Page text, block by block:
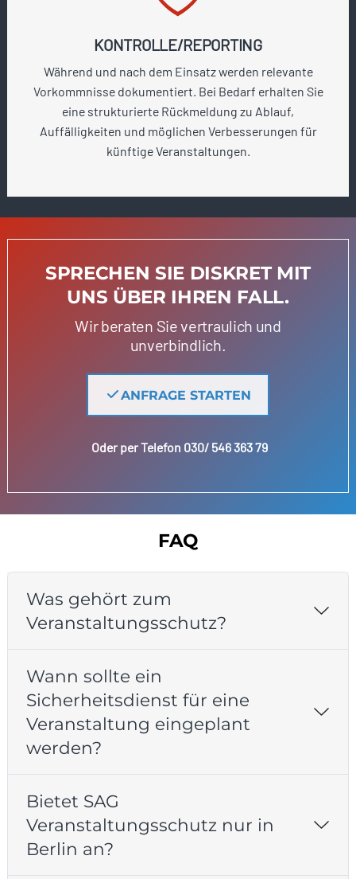
KONTROLLE/REPORTING
Während und nach dem Einsatz werden relevante
Vorkommnisse dokumentiert. Bei Bedarf erhalten Sie
eine strukturierte Rückmeldung zu Ablauf,
Auffälligkeiten und möglichen Verbesserungen für
künftige Veranstaltungen.
SPRECHEN SIE DISKRET MIT
UNS ÜBER IHREN FALL.
Wir beraten Sie vertraulich und
unverbindlich.
ANFRAGE STARTEN
Oder per Telefon 030/ 546 363 79
FAQ
Was gehört zum
Veranstaltungsschutz?
Wann sollte ein
Sicherheitsdienst für eine
Veranstaltung eingeplant
werden?
Bietet SAG
Veranstaltungsschutz nur in
Berlin an?